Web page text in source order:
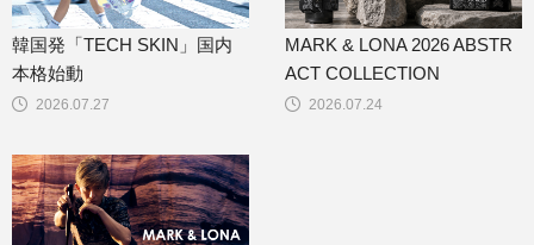
2026.07.27
韓国発「TECH SKIN」国内
本格始動
2026.07.24
MARK & LONA 2026 ABSTR
ACT COLLECTION